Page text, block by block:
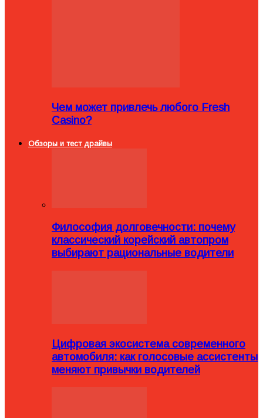
Чем может привлечь любого Fresh
Casino?
Обзоры и тест драйвы
Философия долговечности: почему
классический корейский автопром
выбирают рациональные водители
Цифровая экосистема современного
автомобиля: как голосовые ассистенты
меняют привычки водителей